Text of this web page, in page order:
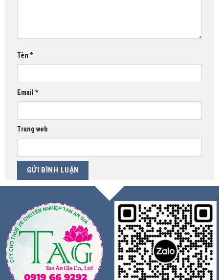
Tên *
Email *
Trang web